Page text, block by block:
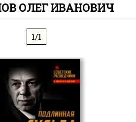
ОЛЕГ ИВАНОВИЧ
1/1